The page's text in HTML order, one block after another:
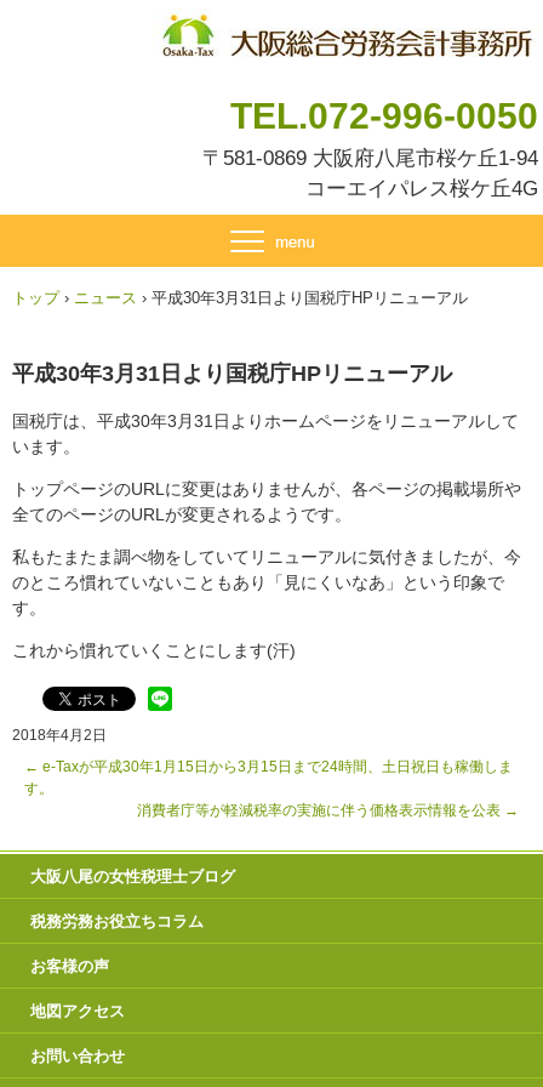
TEL.072-996-0050
〒581-0869 大阪府八尾市桜ケ丘1-94
コーエイパレス桜ケ丘4G
トップ › ニュース › 平成30年3月31日より国税庁HPリニューアル
平成30年3月31日より国税庁HPリニューアル
国税庁は、平成30年3月31日よりホームページをリニューアルして
います。
トップページのURLに変更はありませんが、各ページの掲載場所や
全てのページのURLが変更されるようです。
私もたまたま調べ物をしていてリニューアルに気付きましたが、今
のところ慣れていないこともあり「見にくいなあ」という印象で
す。
これから慣れていくことにします(汗)
2018年4月2日
← e-Taxが平成30年1月15日から3月15日まで24時間、土日祝日も稼働しま
す。
消費者庁等が軽減税率の実施に伴う価格表示情報を公表 →
大阪八尾の女性税理士ブログ
税務労務お役立ちコラム
お客様の声
地図アクセス
お問い合わせ